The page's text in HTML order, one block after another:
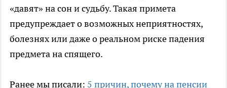
«давят» на сон и судьбу. Такая примета
предупреждает о возможных неприятностях,
болезнях или даже о реальном риске падения
предмета на спящего.
Ранее мы писали: 5 причин, почему на пенсии